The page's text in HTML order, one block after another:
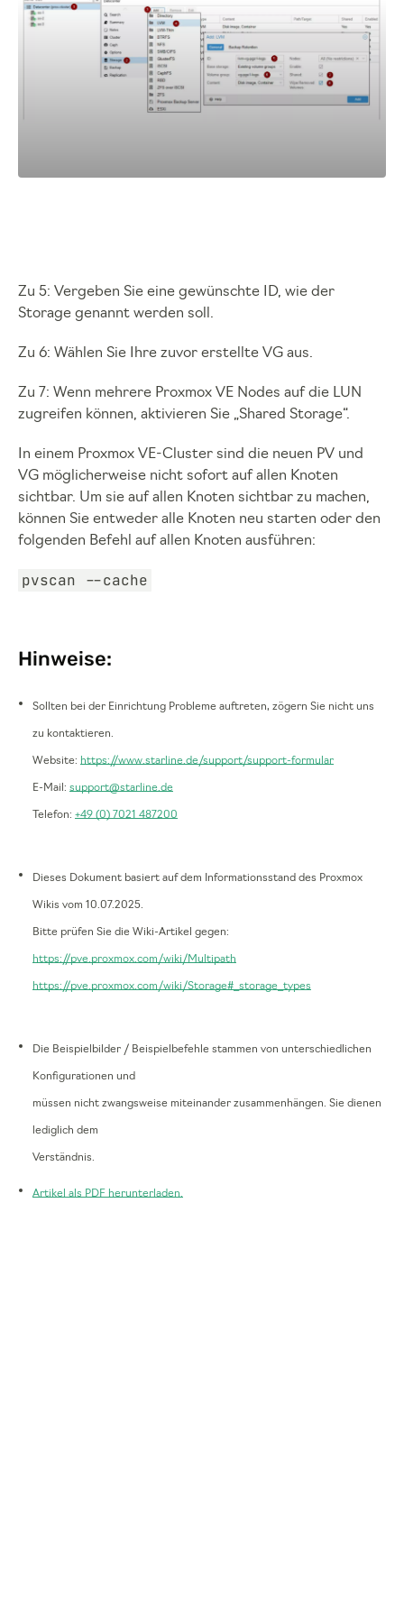
Zu 5: Vergeben Sie eine gewünschte ID, wie der
Storage genannt werden soll.
Zu 6: Wählen Sie Ihre zuvor erstellte VG aus.
Zu 7: Wenn mehrere Proxmox VE Nodes auf die LUN
zugreifen können, aktivieren Sie „Shared Storage“.
In einem Proxmox VE-Cluster sind die neuen PV und
VG möglicherweise nicht sofort auf allen Knoten
sichtbar. Um sie auf allen Knoten sichtbar zu machen,
können Sie entweder alle Knoten neu starten oder den
folgenden Befehl auf allen Knoten ausführen:
pvscan --cache
Hinweise:
Sollten bei der Einrichtung Probleme auftreten, zögern Sie nicht uns
zu kontaktieren.
Website: https://www.starline.de/support/support-formular
E-Mail: support@starline.de
Telefon: +49 (0) 7021 487200
Dieses Dokument basiert auf dem Informationsstand des Proxmox
Wikis vom 10.07.2025.
Bitte prüfen Sie die Wiki-Artikel gegen:
https://pve.proxmox.com/wiki/Multipath
https://pve.proxmox.com/wiki/Storage#_storage_types
Die Beispielbilder / Beispielbefehle stammen von unterschiedlichen
Konfigurationen und
müssen nicht zwangsweise miteinander zusammenhängen. Sie dienen
lediglich dem
Verständnis.
Artikel als PDF herunterladen.